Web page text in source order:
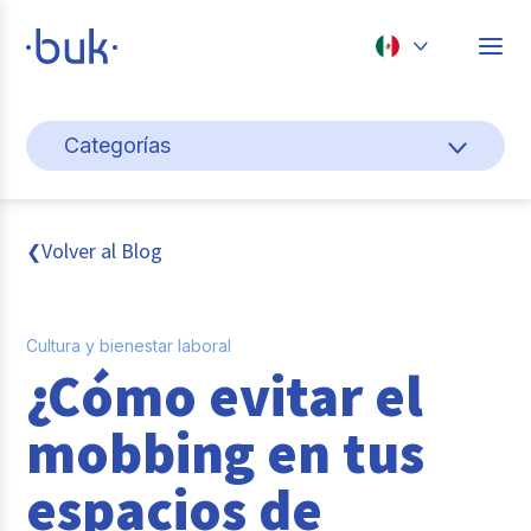
Perú
Categorías
Gestión de personas
Cultura y bienestar laboral
Transformación digital
Tendencias y data
Novedades
Entrevistas con expertos
❮Volver al Blog
Cultura y bienestar laboral
¿Cómo evitar el
mobbing en tus
espacios de